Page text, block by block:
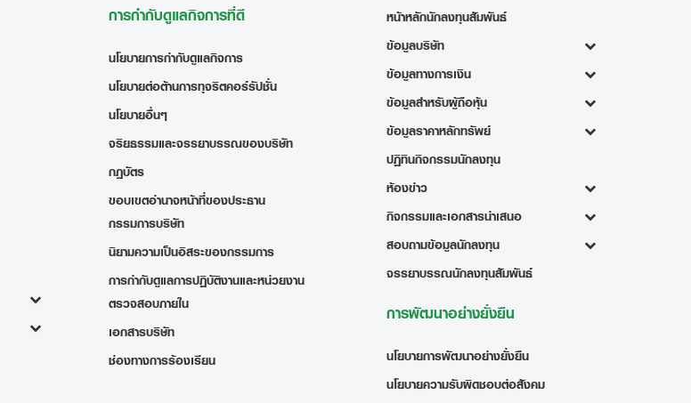
การกำกับดูแลกิจการที่ดี
นโยบายการกำกับดูแลกิจการ
นโยบายต่อต้านการทุจริตคอร์รัปชั่น
นโยบายอื่นๆ
จริยธรรมและจรรยาบรรณของบริษัท
กฎบัตร
ขอบเขตอำนาจหน้าที่ของประธาน
กรรมการบริษัท
นิยามความเป็นอิสระของกรรมการ
การกำกับดูแลการปฏิบัติงานและหน่วยงาน
ตรวจสอบภายใน
เอกสารบริษัท
ช่องทางการร้องเรียน
หน้าหลักนักลงทุนสัมพันธ์
ข้อมูลบริษัท
ข้อมูลทางการเงิน
ข้อมูลสำหรับผู้ถือหุ้น
ข้อมูลราคาหลักทรัพย์
ปฏิทินกิจกรรมนักลงทุน
ห้องข่าว
กิจกรรมและเอกสารนำเสนอ
สอบถามข้อมูลนักลงทุน
จรรยาบรรณนักลงทุนสัมพันธ์
การพัฒนาอย่างยั่งยืน
นโยบายการพัฒนาอย่างยั่งยืน
นโยบายความรับผิดชอบต่อสังคม